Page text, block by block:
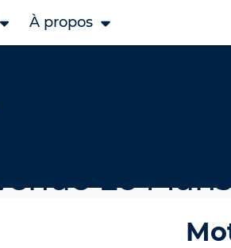
À propos
Avenue
Le Mans